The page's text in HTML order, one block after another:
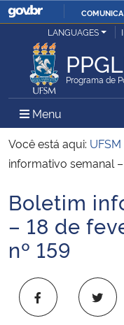
Ministério da Justiça e
Ministério da Defesa
Ministério das Relações
Ministério da Infraestrutura
Ministério da Agricultura,
Ministério da Educação
LANGUAGES
Programa de
Menu Menu
Você está aqui: UFSM
informativo semanal
Início do conteúdo
Boletim
– 18 de
nº 159